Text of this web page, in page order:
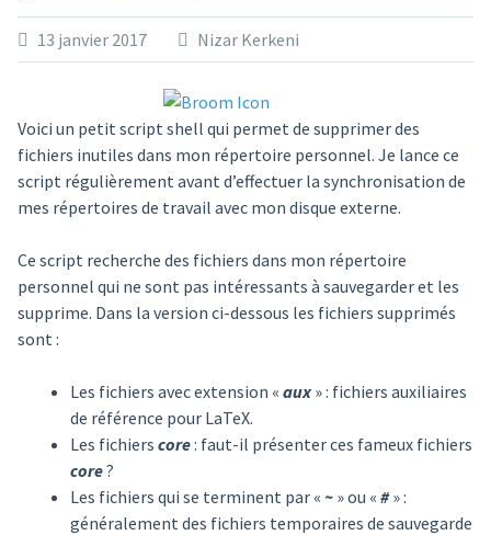
13 janvier 2017 Nizar Kerkeni
Voici un petit script shell qui permet de supprimer des
fichiers inutiles dans mon répertoire personnel. Je lance ce
script régulièrement avant d’effectuer la synchronisation de
mes répertoires de travail avec mon disque externe.
Ce script recherche des fichiers dans mon répertoire
personnel qui ne sont pas intéressants à sauvegarder et les
supprime. Dans la version ci-dessous les fichiers supprimés
sont :
Les fichiers avec extension « aux» : fichiers auxiliaires
de référence pour LaTeX.
Les fichiers core: faut-il présenter ces fameux fichiers
core?
Les fichiers qui se terminent par « ~» ou « #» :
généralement des fichiers temporaires de sauvegarde